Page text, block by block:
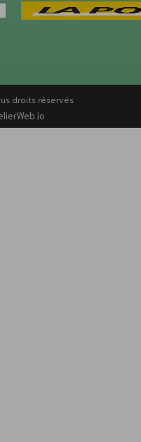
droits réservés